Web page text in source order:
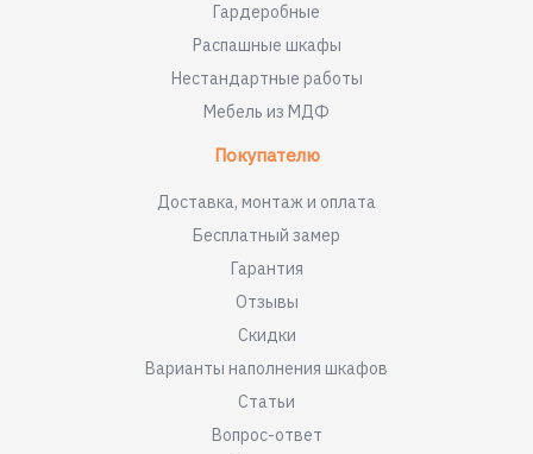
Гардеробные
Распашные шкафы
Нестандартные работы
Мебель из МДФ
Покупателю
Доставка, монтаж и оплата
Бесплатный замер
Гарантия
Отзывы
Скидки
Варианты наполнения шкафов
Статьи
Вопрос-ответ